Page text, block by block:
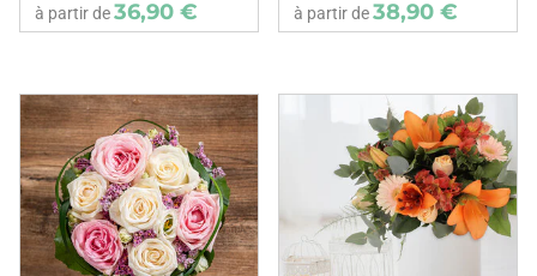
à partir de36,90 € à partir de38,90 €